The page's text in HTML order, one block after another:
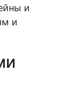
и
и